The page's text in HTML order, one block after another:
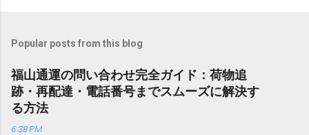
Popular posts from this blog
福山通運の問い合わせ完全ガイド：荷物追
跡・再配達・電話番号までスムーズに解決す
る方法
6:38 PM